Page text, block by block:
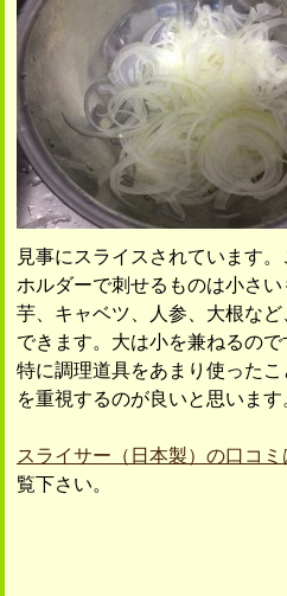
見事にスライスされています。
ホルダーで刺せるものは小さい
芋、キャベツ、人参、大根な
できます。大は小を兼ねるので
特に調理道具をあまり使った
を重視するのが良いと思います
スライサー（日本製）の口コ
覧下さい。